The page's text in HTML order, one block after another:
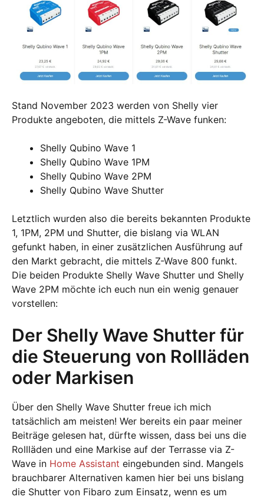
Stand November 2023 werden von Shelly vier
Produkte angeboten, die mittels Z-Wave funken:
Shelly Qubino Wave 1
Shelly Qubino Wave 1PM
Shelly Qubino Wave 2PM
Shelly Qubino Wave Shutter
Letztlich wurden also die bereits bekannten Produkte
1, 1PM, 2PM und Shutter, die bislang via WLAN
gefunkt haben, in einer zusätzlichen Ausführung auf
den Markt gebracht, die mittels Z-Wave 800 funkt.
Die beiden Produkte Shelly Wave Shutter und Shelly
Wave 2PM möchte ich euch nun ein wenig genauer
vorstellen:
Der Shelly Wave Shutter für
die Steuerung von Rollläden
oder Markisen
Über den Shelly Wave Shutter freue ich mich
tatsächlich am meisten! Wer bereits ein paar meiner
Beiträge gelesen hat, dürfte wissen, dass bei uns die
Rollläden und eine Markise auf der Terrasse via Z-
Wave in Home Assistant eingebunden sind. Mangels
brauchbarer Alternativen kamen hier bei uns bislang
die Shutter von Fibaro zum Einsatz, wenn es um